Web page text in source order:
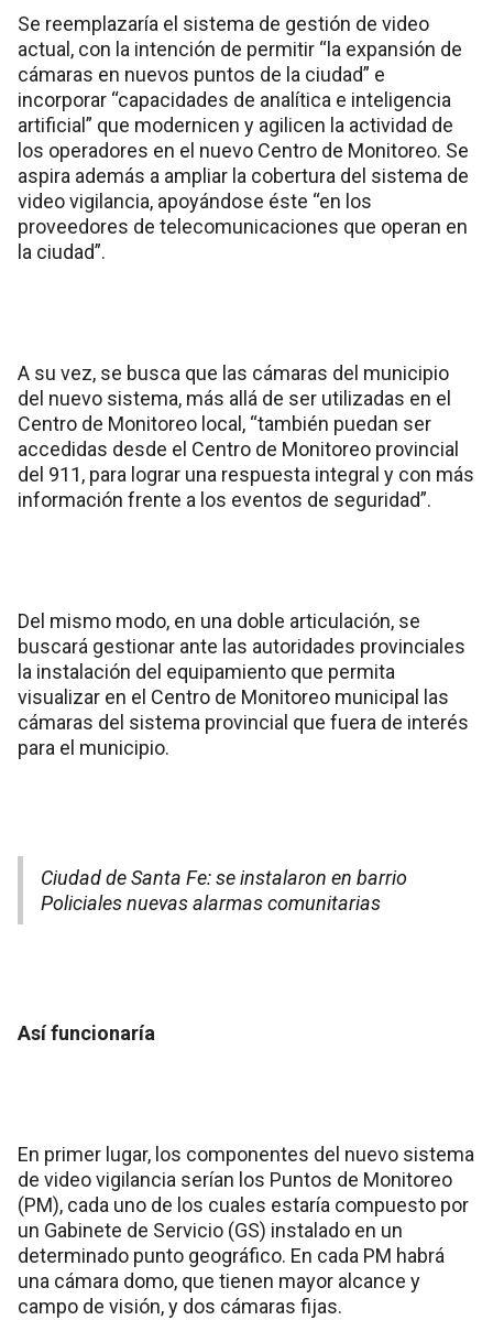
Se reemplazaría el sistema de gestión de video
actual, con la intención de permitir “la expansión de
cámaras en nuevos puntos de la ciudad” e
incorporar “capacidades de analítica e inteligencia
artificial” que modernicen y agilicen la actividad de
los operadores en el nuevo Centro de Monitoreo. Se
aspira además a ampliar la cobertura del sistema de
video vigilancia, apoyándose éste “en los
proveedores de telecomunicaciones que operan en
la ciudad”.
A su vez, se busca que las cámaras del municipio
del nuevo sistema, más allá de ser utilizadas en el
Centro de Monitoreo local, “también puedan ser
accedidas desde el Centro de Monitoreo provincial
del 911, para lograr una respuesta integral y con más
información frente a los eventos de seguridad”.
Del mismo modo, en una doble articulación, se
buscará gestionar ante las autoridades provinciales
la instalación del equipamiento que permita
visualizar en el Centro de Monitoreo municipal las
cámaras del sistema provincial que fuera de interés
para el municipio.
Ciudad de Santa Fe: se instalaron en barrio
Policiales nuevas alarmas comunitarias
Así funcionaría
En primer lugar, los componentes del nuevo sistema
de video vigilancia serían los Puntos de Monitoreo
(PM), cada uno de los cuales estaría compuesto por
un Gabinete de Servicio (GS) instalado en un
determinado punto geográfico. En cada PM habrá
una cámara domo, que tienen mayor alcance y
campo de visión, y dos cámaras fijas.